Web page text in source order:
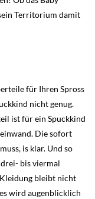
Territorium damit
für Ihren Spross
nicht genug.
ist für ein Spuckkind
Die sofort
is klar. Und so
bis viermal
bleibt nicht
wird augenblicklich